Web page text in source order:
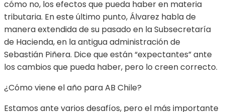
cómo no, los efectos que pueda haber en materia
tributaria. En este último punto, Álvarez habla de
manera extendida de su pasado en la Subsecretaría
de Hacienda, en la antigua administración de
Sebastián Piñera. Dice que están “expectantes” ante
los cambios que pueda haber, pero lo creen correcto.
¿Cómo viene el año para AB Chile?
Estamos ante varios desafíos, pero el más importante